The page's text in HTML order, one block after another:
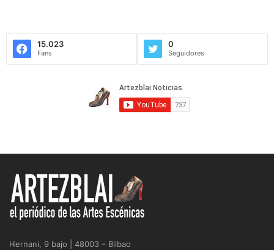
15.023
Fans
0
Seguidores
Hernani, 9 bajo | 48003 – Bilbao